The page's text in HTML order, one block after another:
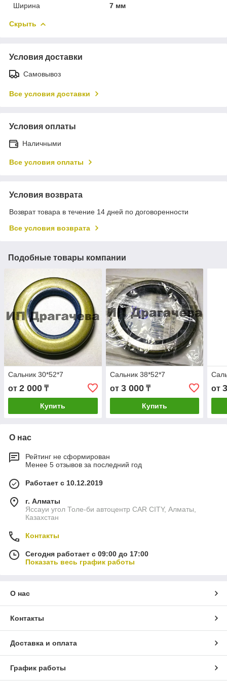
Ширина
7 мм
Скрыть
Условия доставки
Самовывоз
Все условия доставки
Условия оплаты
Наличными
Все условия оплаты
Условия возврата
Возврат товара в течение 14 дней по договоренности
Все условия возврата
Подобные товары компании
Сальник 30*52*7
от 2 000 ₸
Купить
Сальник 38*52*7
от 3 000₸
Купить
от
О нас
Рейтинг не сформирован
Менее 5 отзывов за последний год
Работает с 10.12.2019
г. Алматы
Яссауи угол Толе-би автоцентр CAR CITY, Алматы,
Казахстан
Контакты
Сегодня работает с 09:00 до 17:00
Показать весь график работы
О нас
Контакты
Доставка и оплата
График работы